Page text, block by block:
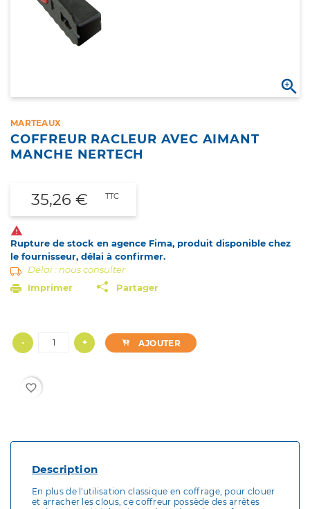

MARTEAUX
COFFREUR RACLEUR AVEC AIMANT
MANCHE NERTECH
35,26 € TTC

Rupture de stock en agence Fima, produit disponible chez
le fournisseur, délai à confirmer.
Délai : nous consulter
Imprimer
Partager
- + AJOUTER
favorite_border
Description
En plus de l'utilisation classique en coffrage, pour clouer
et arracher les clous, ce coffreur possède des arrêtes